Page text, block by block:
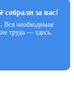
за вас!
Вся необходимая
труда — здесь.